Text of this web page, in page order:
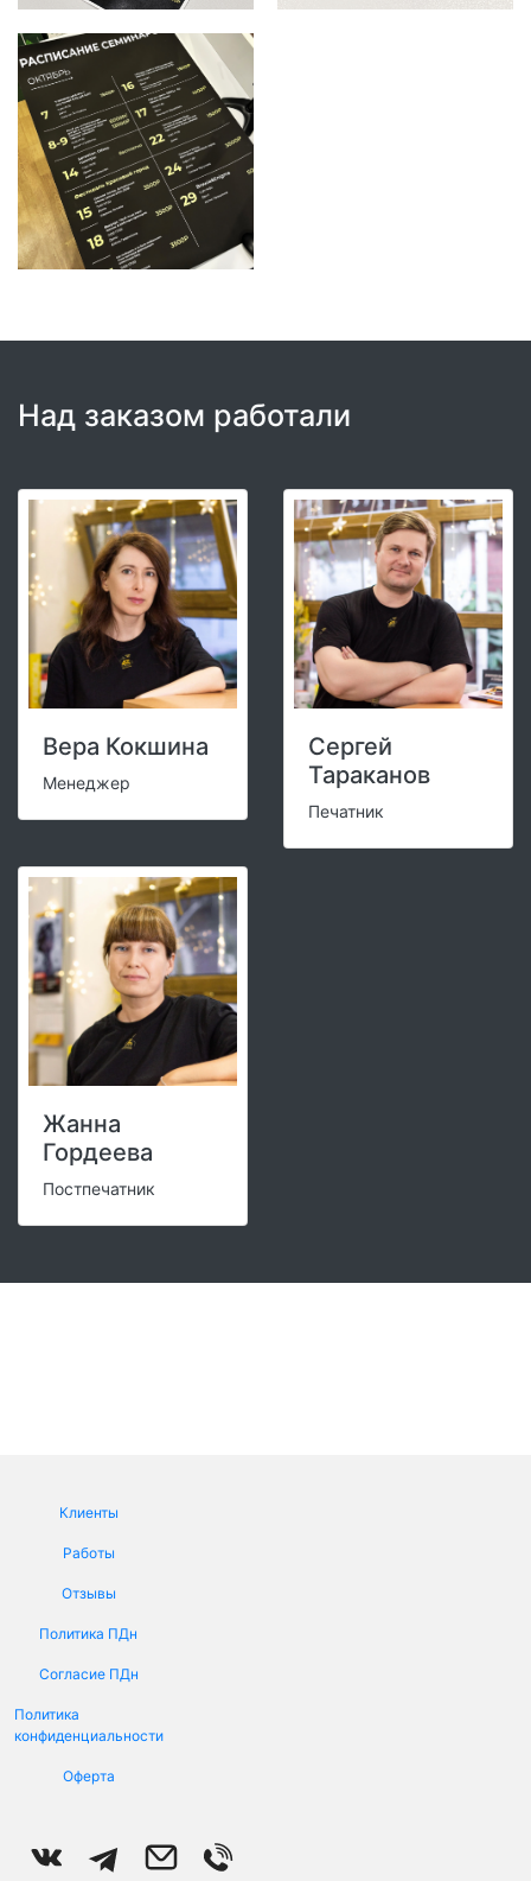
Над заказом работали
Вера Кокшина
Менеджер
Сергей
Тараканов
Печатник
Жанна
Гордеева
Постпечатник
Меню в подвале
Клиенты
Работы
Отзывы
Политика ПДн
Согласие ПДн
Политика
конфиденциальности
Оферта